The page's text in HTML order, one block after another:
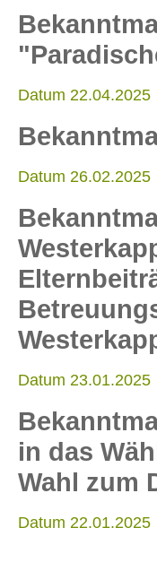
Datum 22.04.2025
Datum 26.02.2025
Datum 23.01.2025
in das
Wahl zum
Datum 22.01.2025